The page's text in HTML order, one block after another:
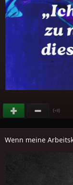
(+8)
Wenn meine